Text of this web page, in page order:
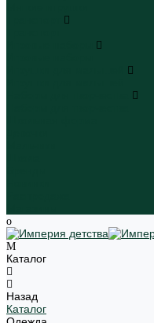
Каталог
Назад
Каталог